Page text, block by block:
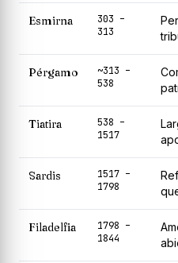
Esmirna
303 –
313
Pérgamo
~313 –
538
Tiatira
538 –
1517
Sardis
1517 –
1798
Filadelfia
1798 –
1844